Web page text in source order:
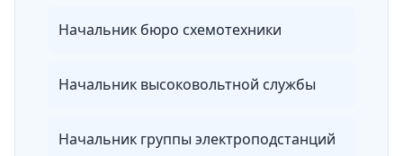
Начальник бюро схемотехники
Начальник высоковольтной службы
Начальник группы электроподстанций